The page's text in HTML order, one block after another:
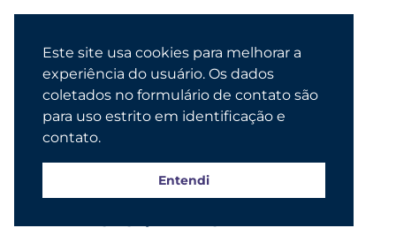
Este site usa cookies para melhorar a
experiência do usuário. Os dados
coletados no formulário de contato são
para uso estrito em identificação e
contato.
Entendi